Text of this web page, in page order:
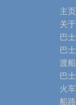
主页
关
巴
巴
渡
巴
火
船